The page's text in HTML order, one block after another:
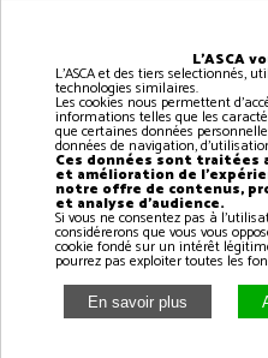
L'ASCA
L'ASCA et des tiers selectionnés,
technologies similaires.
Les cookies nous permettent
informations telles que les
que certaines données
données de navigation,
Ces données sont traitées
et amélioration de
notre offre de contenus,
et analyse d'audience.
Si vous ne consentez pas à
considérerons que vous vous
cookie fondé sur un intérêt
pourrez pas exploiter toutes les